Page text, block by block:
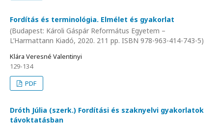
Fordítás és terminológia. Elmélet és gyakorlat
(Budapest: Károli Gáspár Református Egyetem –
L’Harmattann Kiadó, 2020. 211 pp. ISBN 978-963-414-743-5)
Klára Veresné Valentinyi
129-134
PDF
Dróth Júlia (szerk.) Fordítási és szaknyelvi gyakorlatok
távoktatásban